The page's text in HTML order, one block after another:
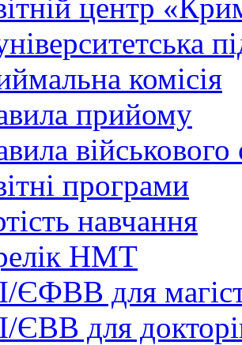
центр
комісія
прийому
військового
програми
навчання
НМТ
ЄФВВ для
ЄВВ для